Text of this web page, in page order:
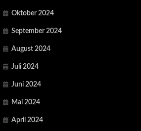
Oktober 2024
September 2024
August 2024
Juli 2024
Juni 2024
Mai 2024
April 2024